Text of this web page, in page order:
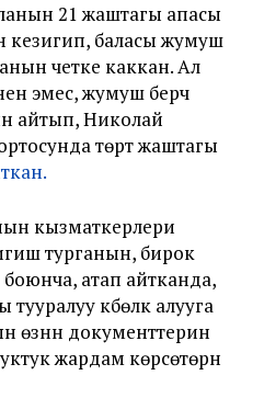
21 жаштагы апасы
кезигип, баласы жумуш
четке каккан. Ал
эмес, жумуш берүүчү
айтып, Николай
төрт жаштагы
кызматкерлери
турганын, бирок
атап айтканда,
күбөлүк алууга
документтерин
жардам көрсөтөрүн